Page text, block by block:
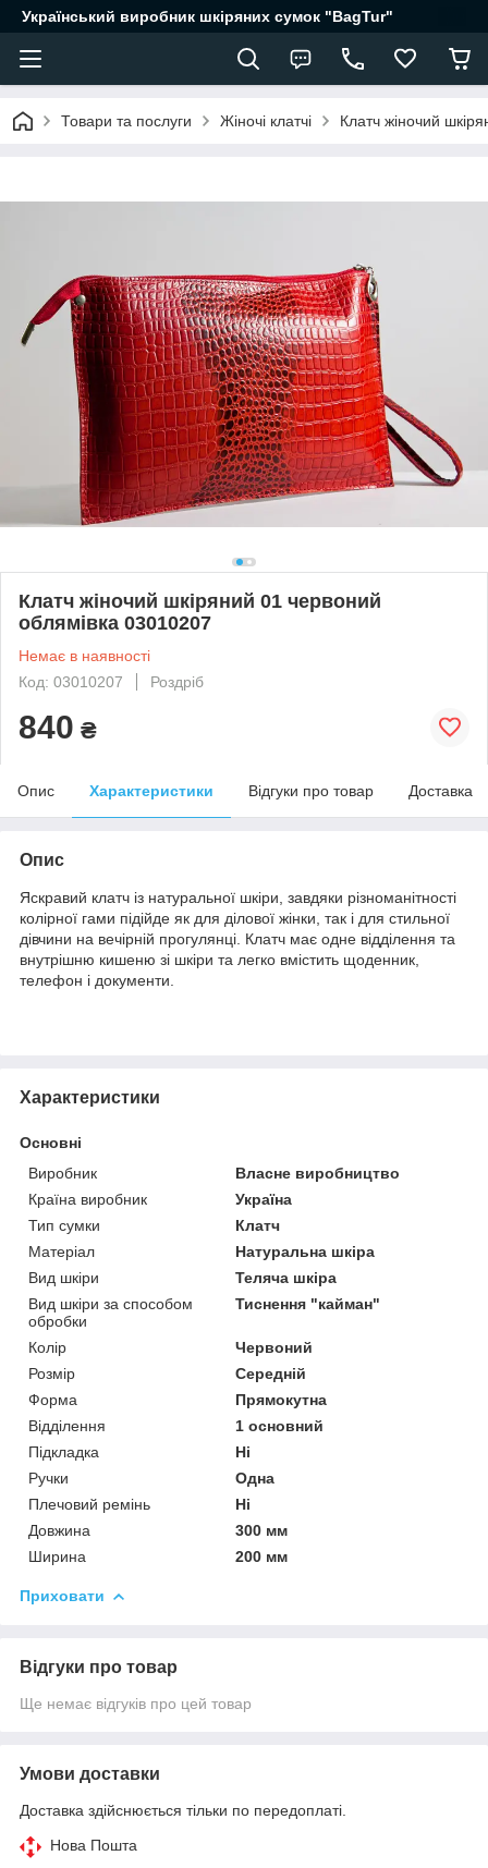
Український виробник шкіряних сумок "BagTur"
Товари та послуги Жіночі клатчі Клатч жіночий
Клатч жіночий шкіряний 01 червоний
облямівка 03010207
Немає в наявності
Код: 03010207
Роздріб
840 ₴
Опис Характеристики Відгуки про товар Доставка
Опис
Яскравий клатч із натуральної шкіри, завдяки різноманітності
колірної гами підійде як для ділової жінки, так і для стильної
дівчини на вечірній прогулянці. Клатч має одне відділення та
внутрішню кишеню зі шкіри та легко вмістить щоденник,
телефон і документи.
Характеристики
Основні
Виробник
Власне виробництво
Країна виробник
Україна
Тип сумки
Клатч
Матеріал
Натуральна шкіра
Вид шкіри
Теляча шкіра
Вид шкіри за способом
обробки
Тиснення "кайман"
Колір
Червоний
Розмір
Середній
Форма
Прямокутна
Відділення
1 основний
Підкладка
Ні
Ручки
Одна
Плечовий ремінь
Ні
Довжина
300 мм
Ширина
200 мм
Приховати
Відгуки про товар
Ще немає відгуків про цей товар
Умови доставки
Доставка здійснюється тільки по передоплаті.
Нова Пошта